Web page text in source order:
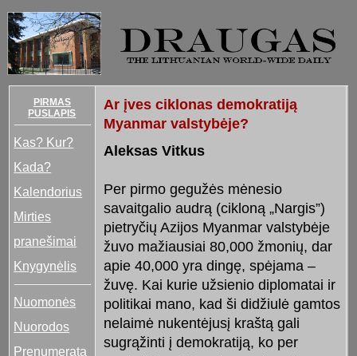
PIRMAS
PUSLAPIS
Kas? Kur?
Kada?
Kalendorius
Mirties
pranešimai
Knygynėlis
Nuomonės
Nuorodos
Prenumerata
Ar įves ciklonas demokratiją
Myanmar valstybėje?
Aleksas Vitkus
Per pirmo gegužės mėnesio
savaitgalio audrą (cikloną „Nargis”)
pietryčių Azijos Myanmar valstybėje
žuvo mažiausiai 80,000 žmonių, dar
apie 40,000 yra dingę, spėjama –
žuvę. Kai kurie užsienio diplomatai ir
politikai mano, kad ši didžiulė gamtos
nelaimė nukentėjusį kraštą gali
sugrąžinti į demokratiją, ko per